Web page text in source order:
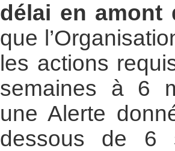
délai en amont
que
les actions
semaines à 6
une Alerte
dessous de 6